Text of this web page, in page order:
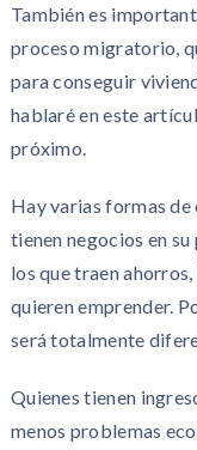
También es
proceso migratorio,
para conseguir
hablaré en este
próximo.
Hay varias formas
tienen negocios en
los que traen
quieren emprender.
será totalmente
Quienes tienen
menos problemas